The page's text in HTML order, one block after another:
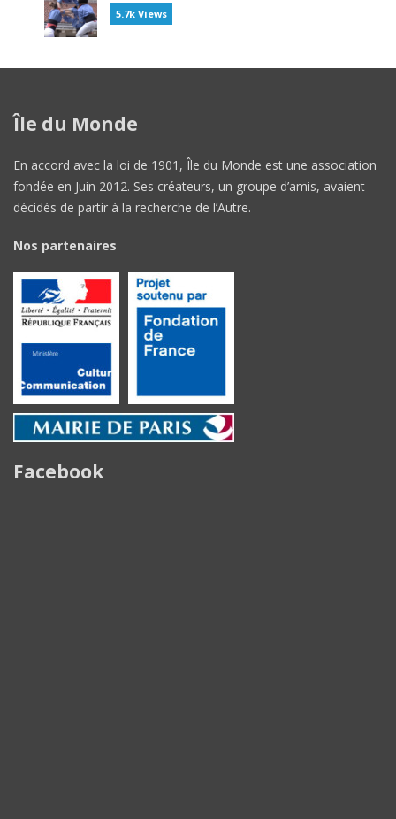
5.7k Views
Île du Monde
En accord avec la loi de 1901, Île du Monde est une association
fondée en Juin 2012. Ses créateurs, un groupe d’amis, avaient
décidés de partir à la recherche de l’Autre.
Nos partenaires
Facebook